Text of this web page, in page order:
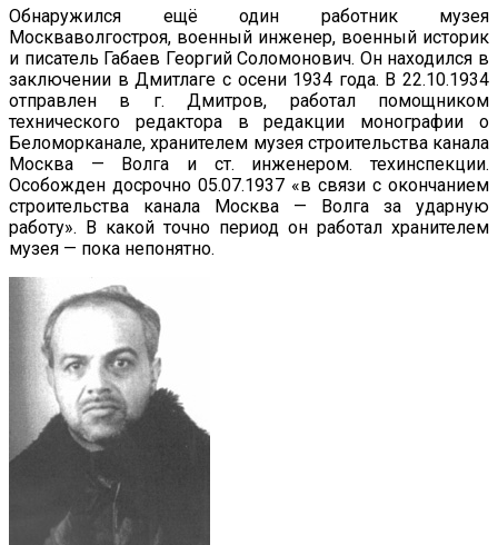
Обнаружился ещё один работник музея
Москваволгостроя, военный инженер, военный историк
и писатель Габаев Георгий Соломонович. Он находился в
заключении в Дмитлаге с осени 1934 года. В 22.10.1934
отправлен в г. Дмитров, работал помощником
технического редактора в редакции монографии о
Беломорканале, хранителем музея строительства канала
Москва — Волга и ст. инженером. техинспекции.
Особожден досрочно 05.07.1937 «в связи с окончанием
строительства канала Москва — Волга за ударную
работу». В какой точно период он работал хранителем
музея — пока непонятно.